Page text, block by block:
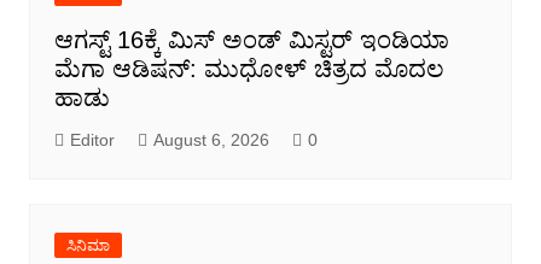
ಆಗಸ್ಟ್ 16ಕ್ಕೆ ಮಿಸ್ ಅಂಡ್ ಮಿಸ್ಟರ್ ಇಂಡಿಯಾ
ಮೆಗಾ ಆಡಿಷನ್: ಮುಧೋಳ್ ಚಿತ್ರದ ಮೊದಲ
ಹಾಡು
Editor August 6, 2026 0
ಸಿನಿಮಾ